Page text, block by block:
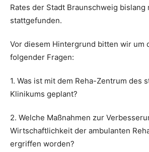
Rates der Stadt Braunschweig bislang
stattgefunden.
Vor diesem Hintergrund bitten wir um
folgender Fragen:
1. Was ist mit dem Reha-Zentrum des
Klinikums geplant?
2. Welche Maßnahmen zur
Wirtschaftlichkeit der ambulanten
ergriffen worden?